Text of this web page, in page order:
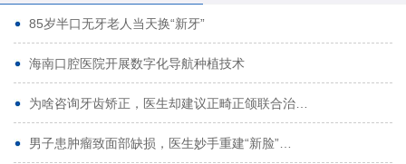
代艳虹 林芳诚
曹香林 姜炳华
姚宗将 梁春晓
林夏羽 颜晶
85岁半口无牙老人当天换“新牙”
海南口腔医院开展数字化导航种植技术
为啥咨询牙齿矫正，医生却建议正畸正颌联合治…
男子患肿瘤致面部缺损，医生妙手重建“新脸”…